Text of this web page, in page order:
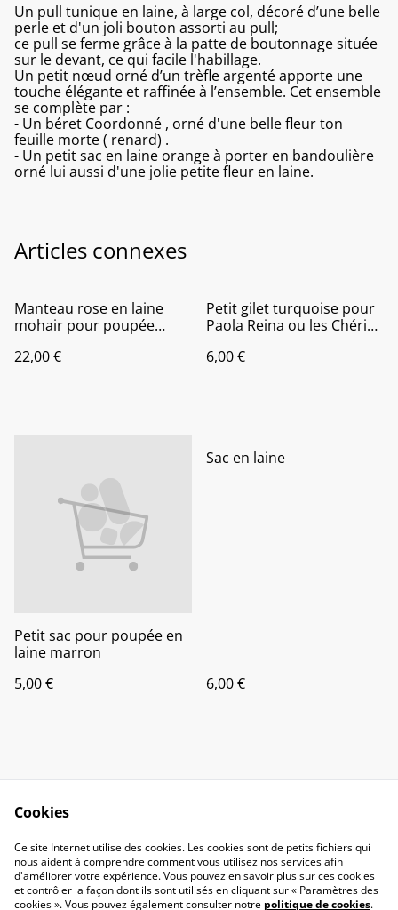
Un pull tunique en laine, à large col, décoré d’une belle
perle et d'un joli bouton assorti au pull;
ce pull se ferme grâce à la patte de boutonnage située
sur le devant, ce qui facile l'habillage.
Un petit nœud orné d’un trèfle argenté apporte une
touche élégante et raffinée à l’ensemble. Cet ensemble
se complète par :
- Un béret Coordonné , orné d'une belle fleur ton
feuille morte ( renard) .
- Un petit sac en laine orange à porter en bandoulière
orné lui aussi d'une jolie petite fleur en laine.
Articles connexes
Manteau rose en laine
mohair pour poupée
de Corolle
22,00 €
Petit gilet turquoise pour
Paola Reina ou les Chéries
6,00 €
Petit sac pour poupée en
laine marron
5,00 €
Sac en laine
6,00 €
Contactez-nous
Conditions
Politique de
confidentialité
Politique de cookies
liens
Cookies
Ce site Internet utilise des cookies. Les cookies sont de petits fichiers qui
nous aident à comprendre comment vous utilisez nos services afin
d'améliorer votre expérience. Vous pouvez en savoir plus sur ces cookies
et contrôler la façon dont ils sont utilisés en cliquant sur « Paramètres des
cookies ». Vous pouvez également consulter notre politique de cookies.